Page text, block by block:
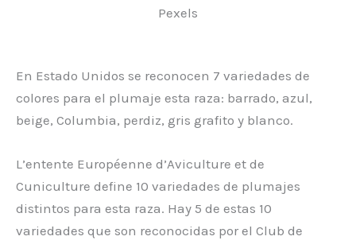
Pexels
En Estado Unidos se reconocen 7 variedades de
colores para el plumaje esta raza: barrado, azul,
beige, Columbia, perdiz, gris grafito y blanco.
L’entente Européenne d’Aviculture et de
Cuniculture define 10 variedades de plumajes
distintos para esta raza. Hay 5 de estas 10
variedades que son reconocidas por el Club de